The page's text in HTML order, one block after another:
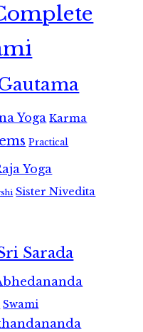
Yoga Karma
Practical
Yoga
Sister Nivedita
Sarada
Swami